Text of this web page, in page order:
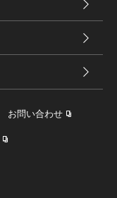
お問い合わせ